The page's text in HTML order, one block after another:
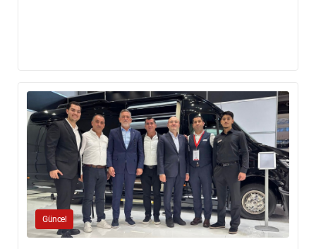
Güncel